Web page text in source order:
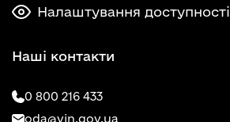
Налаштування доступності
Наші контакти
0 800 216 433
oda@vin.gov.ua